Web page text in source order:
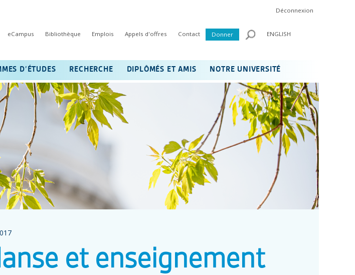
Déconnexion
eCampus Bibliothèque Emplois Appels d'offres Contact Donner ENGLISH
D’ÉTUDES RECHERCHE DIPLÔMÉS ET AMIS NOTRE UNIVERSITÉ
et enseignement